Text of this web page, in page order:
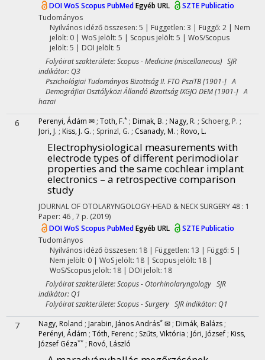
DOIWoS Scopus PubMedEgyéb URL
SZTE Publicatio
Tudományos
Nyilvános idéző összesen: 5 | Független: 3 | Függő: 2 | Nem
jelölt: 0 | WoS jelölt: 5 | Scopus jelölt: 5 | WoS/Scopus
jelölt: 5 | DOI jelölt: 5
Folyóirat szakterülete: Scopus - Medicine (miscellaneous) SJR
indikátor: Q3
Pszichológiai Tudományos Bizottság II. FTO PsziTB [1901-] A
Demográfiai Osztályközi Állandó Bizottság IXGJO DEM [1901-] A
hazai
6 Perenyi, Ádám ✉ ; Toth, F.* ; Dimak, B. ; Nagy, R. ; Schoerg, P. ;
Jori, J. ; Kiss, J. G. ; Sprinzl, G. ; Csanady, M. ; Rovo, L.
Electrophysiological measurements with
electrode types of different perimodiolar
properties and the same cochlear implant
electronics – a retrospective comparison
study
JOURNAL OF OTOLARYNGOLOGY-HEAD & NECK SURGERY 48 : 1
Paper: 46 , 7 p. (2019)
DOIWoS Scopus PubMedEgyéb URL
SZTE Publicatio
Tudományos
Nyilvános idéző összesen: 18| Független: 13 | Függő: 5 |
Nem jelölt: 0 | WoS jelölt: 18 | Scopus jelölt: 18 |
WoS/Scopus jelölt: 18 | DOI jelölt: 18
Folyóirat szakterülete: Scopus - Otorhinolaryngology SJR
indikátor: Q1
Folyóirat szakterülete: Scopus - Surgery SJR indikátor: Q1
7 Nagy, Roland ; Jarabin, János András* ✉ ; Dimák, Balázs ;
Perényi, Ádám ; Tóth, Ferenc ; Szűts, Viktória ; Jóri, József ; Kiss,
József Géza** ; Rovó, László